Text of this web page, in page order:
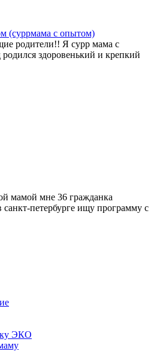
(суррмама с опытом)
родители!! Я сурр мама с
здоровенький и крепкий
мамой мне 36 гражданка
санкт-петербурге ищу программу с
ЭКО